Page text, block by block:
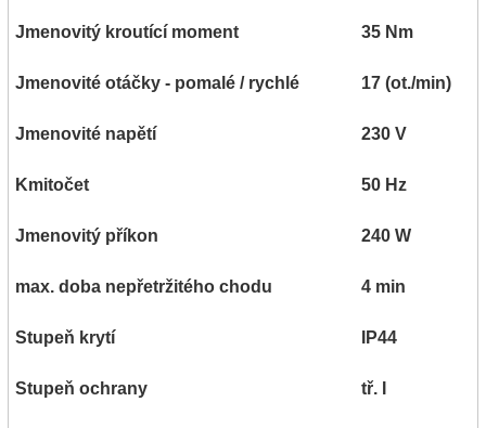
Jmenovitý kroutící moment 35 Nm
Jmenovité otáčky - pomalé / rychlé 17 (ot./min)
Jmenovité napětí 230 V
Kmitočet 50 Hz
Jmenovitý příkon 240 W
max. doba nepřetržitého chodu 4 min
Stupeň krytí IP44
Stupeň ochrany tř. I